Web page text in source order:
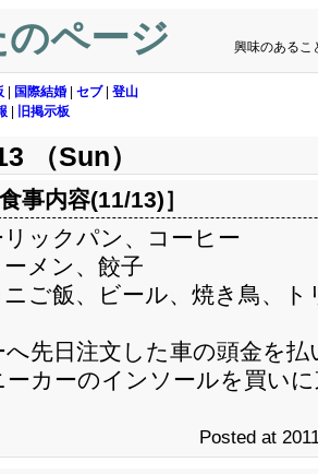
ページ 興味のあるこ
国際結婚 セブ| 登山
旧掲示板
（Sun）
食事内容(11/13)］
ックパン、コーヒー
メン、餃子
ニご飯、ビール、焼き鳥、ト
先日注文した車の頭金を
ーカーのインソールを買い
Posted at